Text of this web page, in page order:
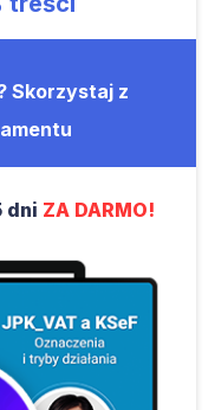
Skorzystaj z
dni ZA DARMO!